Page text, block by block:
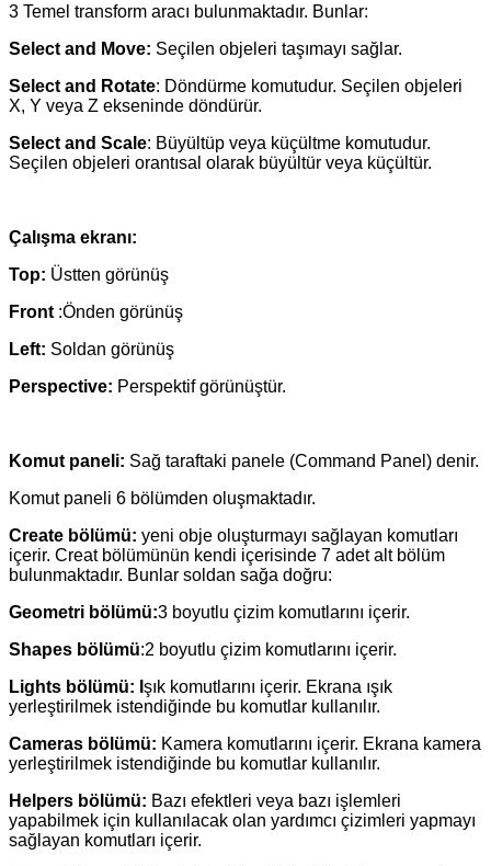
3 Temel transform aracı bulunmaktadır. Bunlar:
Select and Move: Seçilen objeleri taşımayı sağlar.
Select and Rotate: Döndürme komutudur. Seçilen objeleri
X, Y veya Z ekseninde döndürür.
Select and Scale: Büyültüp veya küçültme komutudur.
Seçilen objeleri orantısal olarak büyültür veya küçültür.
Çalışma ekranı:
Top: Üstten görünüş
Front :Önden görünüş
Left: Soldan görünüş
Perspective: Perspektif görünüştür.
Komut paneli: Sağ taraftaki panele (Command Panel) denir.
Komut paneli 6 bölümden oluşmaktadır.
Create bölümü: yeni obje oluşturmayı sağlayan komutları
içerir. Creat bölümünün kendi içerisinde 7 adet alt bölüm
bulunmaktadır. Bunlar soldan sağa doğru:
Geometri bölümü:3 boyutlu çizim komutlarını içerir.
Shapes bölümü:2 boyutlu çizim komutlarını içerir.
Lights bölümü: I şık komutlarını içerir. Ekrana ışık
yerleştirilmek istendiğinde bu komutlar kullanılır.
Cameras bölümü: Kamera komutlarını içerir. Ekrana kamera
yerleştirilmek istendiğinde bu komutlar kullanılır.
Helpers bölümü: Bazı efektleri veya bazı işlemleri
yapabilmek için kullanılacak olan yardımcı çizimleri yapmayı
sağlayan komutları içerir.